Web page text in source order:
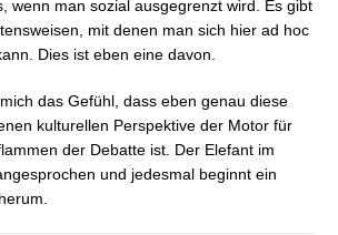
wenn man sozial ausgegrenzt wird. Es gibt
mit denen man sich hier ad hoc
Dies ist eben eine davon.
das Gefühl, dass eben genau diese
kulturellen Perspektive der Motor für
der Debatte ist. Der Elefant im
und jedesmal beginnt ein